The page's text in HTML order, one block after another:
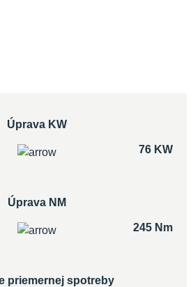
Úprava KW
76 KW
Úprava NM
245 Nm
priemernej spotreby